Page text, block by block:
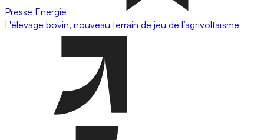
Presse Energie
L'élevage bovin, nouveau terrain de jeu de l’agrivoltaïsme